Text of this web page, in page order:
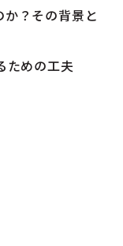
？その背景と
ための工夫